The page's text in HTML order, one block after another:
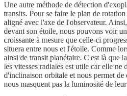
Une autre méthode de détection
transits. Pour se faire le plan de
aligné avec l'axe de l'observateur.
devant son étoile, nous pouvons voir
croissante à mesure que celle-ci
situera entre nous et l'étoile. Comme
ainsi de transit planétaire. C'est là que
les vitesses radiales est utile car elle ne
d'inclinaison orbitale et nous permet de
nous masquent pas la luminosité de